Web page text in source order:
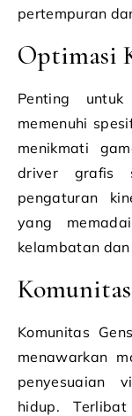
pertempuran
Optimasi
Penting
memenuhi
menikmati
driver grafis
pengaturan
yang
kelambatan
Komunitas
menawarkan
penyesuaian
hidup.